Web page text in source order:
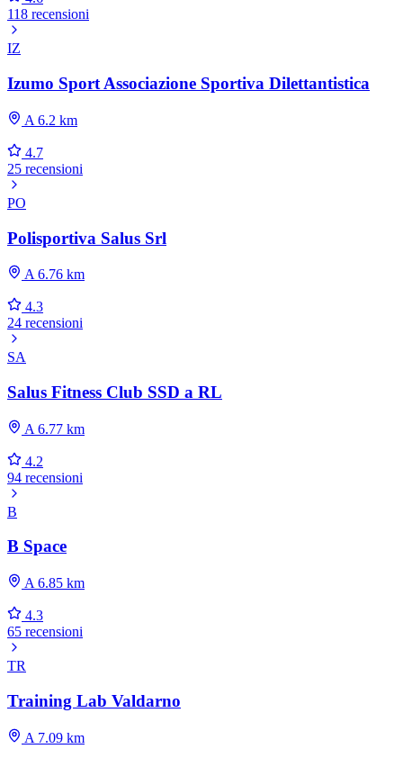
118 recensioni
IZ
Izumo Sport Associazione Sportiva Dilettantistica
A 6.2 km
4.7
25 recensioni
PO
Polisportiva Salus Srl
A 6.76 km
4.3
24 recensioni
SA
Salus Fitness Club SSD a RL
A 6.77 km
4.2
94 recensioni
B
B Space
A 6.85 km
4.3
65 recensioni
TR
Training Lab Valdarno
A 7.09 km